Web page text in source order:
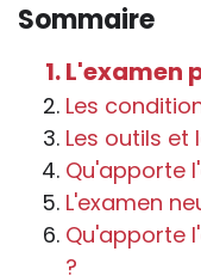
handicap sur
passe pas
diagnostic en
Cette
chacun, dans
particulier,
Sommaire
L'examen
Les
Les outils et
Qu'apporte
L'examen
Qu'apporte
?